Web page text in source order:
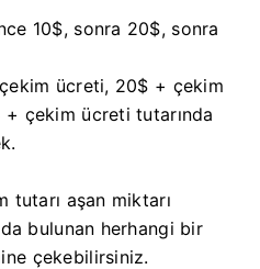
10$, sonra 20$, sonra
ücreti, 20$ + çekim
çekim ücreti tutarında
tutarı aşan miktarı
bulunan herhangi bir
çekebilirsiniz.